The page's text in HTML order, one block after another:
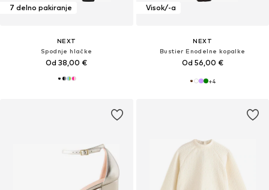
7 delno pakiranje
NEXT
Spodnje hlačke
Od 38,00 €
Visok/-a
NEXT
Bustier Enodelne kopalke
Od 56,00 €
+4